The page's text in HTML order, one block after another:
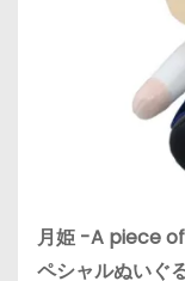
月姫 -A piece
ペシャルぬいぐ